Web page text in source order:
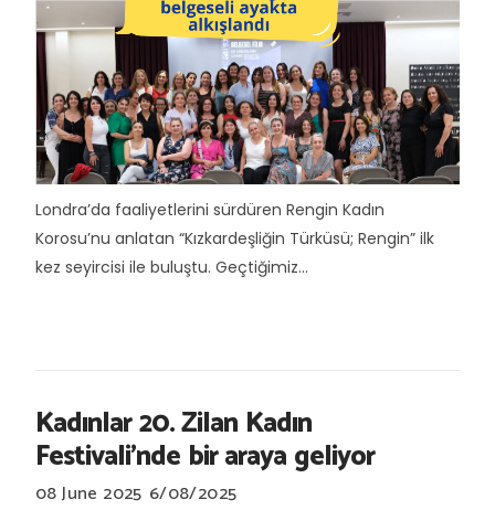
Londra’da faaliyetlerini sürdüren Rengin Kadın
Korosu’nu anlatan “Kızkardeşliğin Türküsü; Rengin” ilk
kez seyircisi ile buluştu. Geçtiğimiz...
Kadınlar 20. Zilan Kadın
Festivali’nde bir araya geliyor
08 June 2025 6/08/2025